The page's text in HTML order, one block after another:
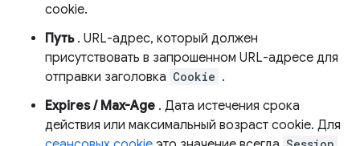
cookie.
Путь. URL-адрес, который должен
присутствовать в запрошенном URL-адресе для
отправки заголовка Cookie .
Expires / Max-Age . Дата истечения срока
действия или максимальный возраст cookie. Для